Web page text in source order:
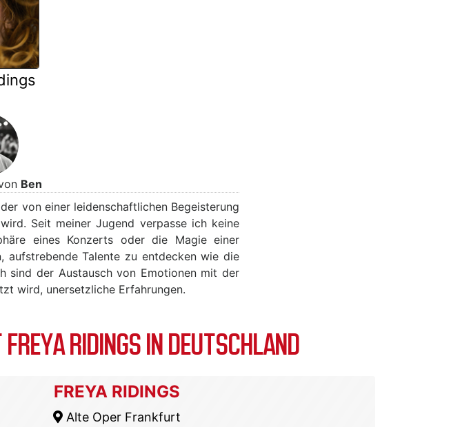
Ben
von einer leidenschaftlichen Begeisterung
Seit meiner Jugend verpasse ich keine
eines Konzerts oder die Magie einer
aufstrebende Talente zu entdecken wie die
sind der Austausch von Emotionen mit der
wird, unersetzliche Erfahrungen.
RIDINGS IN DEUTSCHLAND
FREYA RIDINGS
Alte Oper Frankfurt